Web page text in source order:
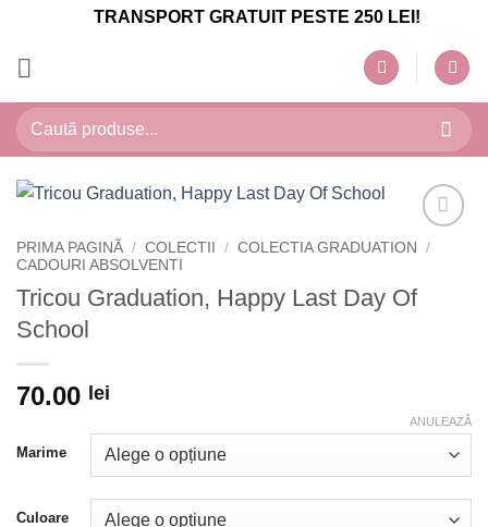
content
TRANSPORT GRATUIT PESTE 250 LEI!
Caută
după:
PRIMA PAGINĂ / COLECTII / COLECTIA GRADUATION
/
CADOURI ABSOLVENTI
Tricou Graduation, Happy Last Day Of
School
70.00 lei
Marime
Culoare
ANULEAZĂ